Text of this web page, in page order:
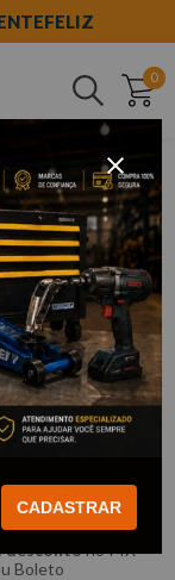
0
Buscar
T 3/4" - WAFT
142,34/cada
descontono PIX
Boleto
CADASTRAR